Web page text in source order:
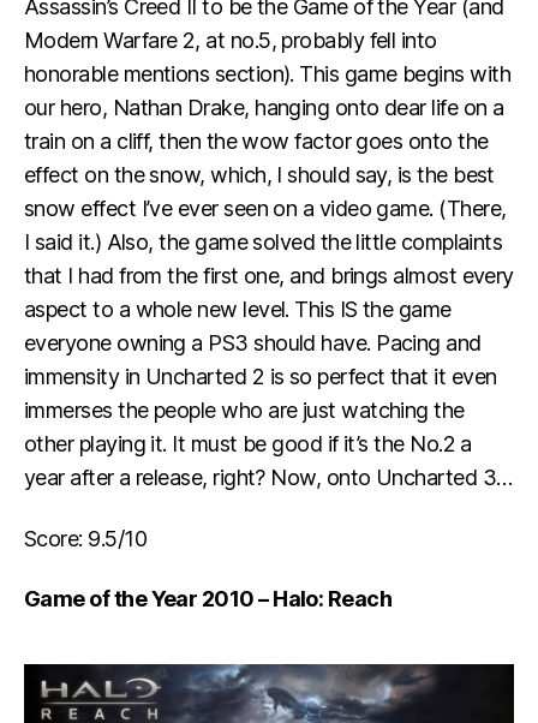
Assassin’s Creed II to be the Game of the Year (and
Modern Warfare 2, at no.5, probably fell into
honorable mentions section). This game begins with
our hero, Nathan Drake, hanging onto dear life on a
train on a cliff, then the wow factor goes onto the
effect on the snow, which, I should say, is the best
snow effect I’ve ever seen on a video game. (There,
I said it.) Also, the game solved the little complaints
that I had from the first one, and brings almost every
aspect to a whole new level. This IS the game
everyone owning a PS3 should have. Pacing and
immensity in Uncharted 2 is so perfect that it even
immerses the people who are just watching the
other playing it. It must be good if it’s the No.2 a
year after a release, right? Now, onto Uncharted 3…
Score: 9.5/10
Game of the Year 2010 – Halo: Reach